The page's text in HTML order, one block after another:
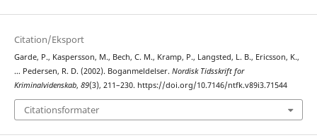
Citation/Eksport
Garde, P., Kaspersson, M., Bech, C. M., Kramp, P., Langsted, L. B., Ericsson, K.,
… Pedersen, R. D. (2002). Boganmeldelser. Nordisk Tidsskrift for
Kriminalvidenskab, 89(3), 211–230. https://doi.org/10.7146/ntfk.v89i3.71544
Citationsformater